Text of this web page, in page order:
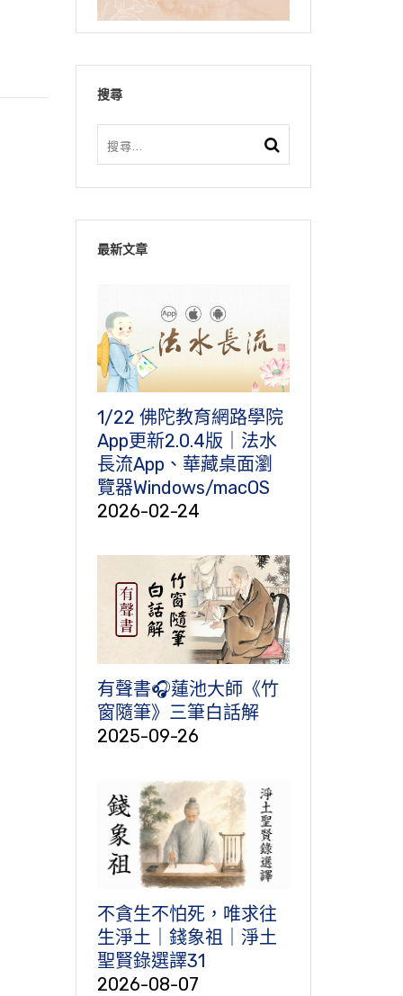
搜尋
最新文章
1/22 佛陀教育網路學院
App更新2.0.4版｜法水
長流App、華藏桌面瀏
覽器Windows/macOS
2026-02-24
有聲書🎧蓮池大師《竹
窗隨筆》三筆白話解
2025-09-26
不貪生不怕死，唯求往
生淨土｜錢象祖｜淨土
聖賢錄選譯31
2026-08-07